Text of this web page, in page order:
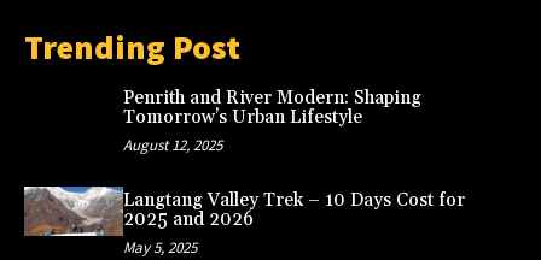
Trending Post
Penrith and River Modern: Shaping
Tomorrow’s Urban Lifestyle
August 12, 2025
Langtang Valley Trek – 10 Days Cost for
2025 and 2026
May 5, 2025